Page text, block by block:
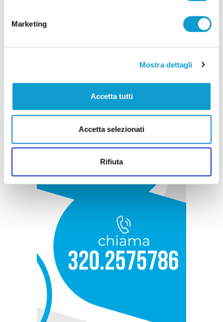
Marketing
Mostra dettagli
Accetta tutti
Accetta selezionati
Rifiuta